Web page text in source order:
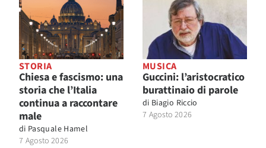
STORIA
Chiesa e fascismo: una
storia che l’Italia
continua a raccontare
male
di Pasquale Hamel
7 Agosto 2026
MUSICA
Guccini: l’aristocratico
burattinaio di parole
di Biagio Riccio
7 Agosto 2026